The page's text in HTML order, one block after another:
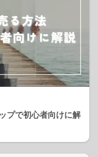
プで初心者向けに解